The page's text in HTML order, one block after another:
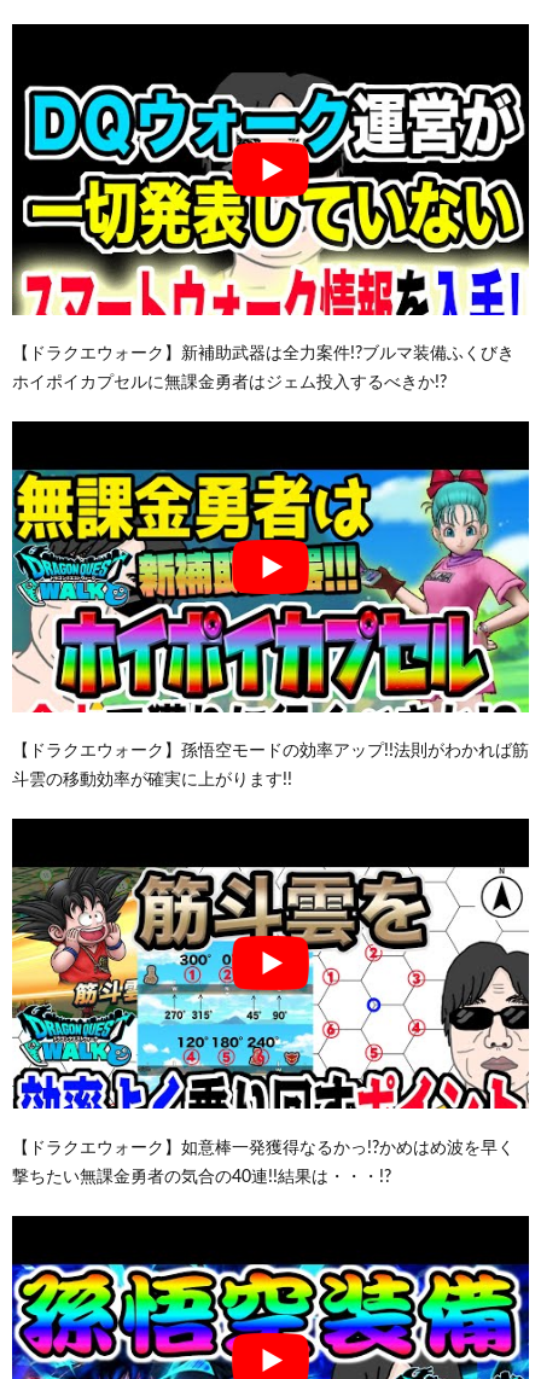
【ドラクエウォーク】新補助武器は全力案件!?ブルマ装備ふくびき
ホイポイカプセルに無課金勇者はジェム投入するべきか!?
【ドラクエウォーク】孫悟空モードの効率アップ!!法則がわかれば筋
斗雲の移動効率が確実に上がります!!
【ドラクエウォーク】如意棒一発獲得なるかっ!?かめはめ波を早く
撃ちたい無課金勇者の気合の40連!!結果は・・・!?